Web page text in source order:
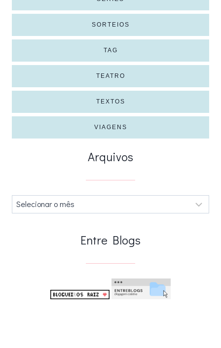
SORTEIOS
TAG
TEATRO
TEXTOS
VIAGENS
Arquivos
Arquivos
Entre Blogs